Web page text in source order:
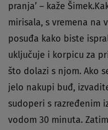
pranja’ – kaže
mirisala, s vremena na
posuđa kako biste
uključuje i korpicu za
što dolazi s njom. Ako
jelo nakupi buđ,
sudoperi s razređenim
vodom 30 minuta.